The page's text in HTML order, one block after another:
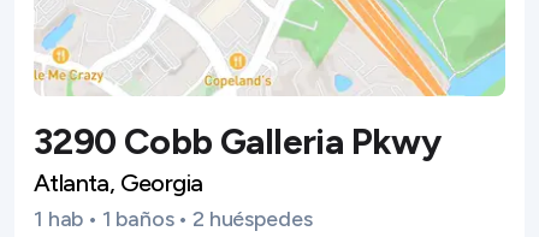
3290 Cobb Galleria Pkwy
Atlanta, Georgia
1 hab • 1 baños • 2 huéspedes